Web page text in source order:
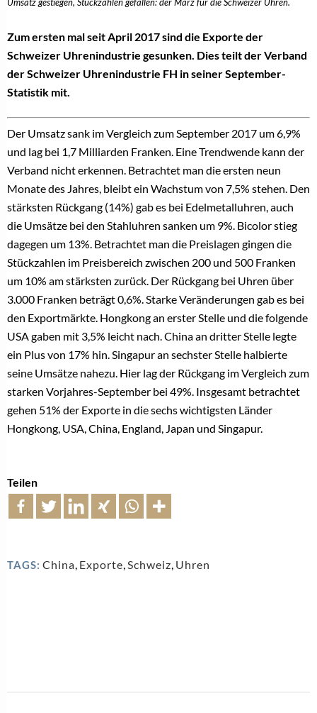
Umsatz gestiegen, Stückzahlen gefallen: der März für die Schweizer Uhren.
Zum ersten mal seit April 2017 sind die Exporte der
Schweizer Uhrenindustrie gesunken. Dies teilt der Verband
der Schweizer Uhrenindustrie FH in seiner September-
Statistik mit.
Der Umsatz sank im Vergleich zum September 2017 um 6,9%
und lag bei 1,7 Milliarden Franken. Eine Trendwende kann der
Verband nicht erkennen. Betrachtet man die ersten neun
Monate des Jahres, bleibt ein Wachstum von 7,5% stehen. Den
stärksten Rückgang (14%) gab es bei Edelmetalluhren, auch
die Umsätze bei den Stahluhren sanken um 9%. Bicolor stieg
dagegen um 13%. Betrachtet man die Preislagen gingen die
Stückzahlen im Preisbereich zwischen 200 und 500 Franken
um 10% am stärksten zurück. Der Rückgang bei Uhren über
3.000 Franken beträgt 0,6%. Starke Veränderungen gab es bei
den Exportmärkte. Hongkong an erster Stelle und die folgende
USA gaben mit 3,5% leicht nach. China an dritter Stelle legte
ein Plus von 17% hin. Singapur an sechster Stelle halbierte
seine Umsätze nahezu. Hier lag der Rückgang im Vergleich zum
starken Vorjahres-September bei 49%. Insgesamt betrachtet
gehen 51% der Exporte in die sechs wichtigsten Länder
Hongkong, USA, China, England, Japan und Singapur.
Teilen
TAGS: China, Exporte,Schweiz, Uhren